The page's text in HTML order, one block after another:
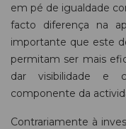
em pé de igualdade
facto diferença na
importante que este
permitam ser mais
dar visibilidade e
componente da
Contrariamente à